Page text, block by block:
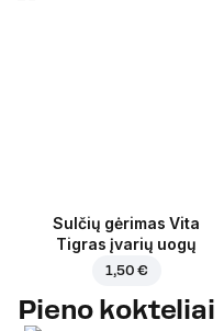
Sulčių gėrimas Vita
Tigras įvarių uogų
1,50 €
Pieno kokteliai